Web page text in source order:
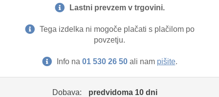
Lastni prevzem v trgovini.
Tega izdelka ni mogoče plačati s plačilom po
povzetju.
Info na 01 530 26 50ali nam pišite.
Dobava: predvidoma 10 dni